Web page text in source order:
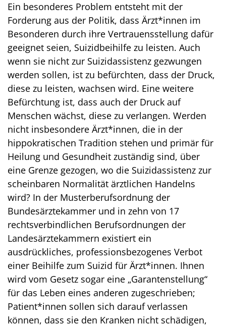
Ein besonderes Problem entsteht mit der
Forderung aus der Politik, dass Ärzt*innen im
Besonderen durch ihre Vertrauensstellung dafür
geeignet seien, Suizidbeihilfe zu leisten. Auch
wenn sie nicht zur Suizidassistenz gezwungen
werden sollen, ist zu befürchten, dass der Druck,
diese zu leisten, wachsen wird. Eine weitere
Befürchtung ist, dass auch der Druck auf
Menschen wächst, diese zu verlangen. Werden
nicht insbesondere Ärzt*innen, die in der
hippokratischen Tradition stehen und primär für
Heilung und Gesundheit zuständig sind, über
eine Grenze gezogen, wo die Suizidassistenz zur
scheinbaren Normalität ärztlichen Handelns
wird? In der Musterberufsordnung der
Bundesärztekammer und in zehn von 17
rechtsverbindlichen Berufsordnungen der
Landesärztekammern existiert ein
ausdrückliches, professionsbezogenes Verbot
einer Beihilfe zum Suizid für Ärzt*innen. Ihnen
wird vom Gesetz sogar eine „Garantenstellung“
für das Leben eines anderen zugeschrieben;
Patient*innen sollen sich darauf verlassen
können, dass sie den Kranken nicht schädigen,